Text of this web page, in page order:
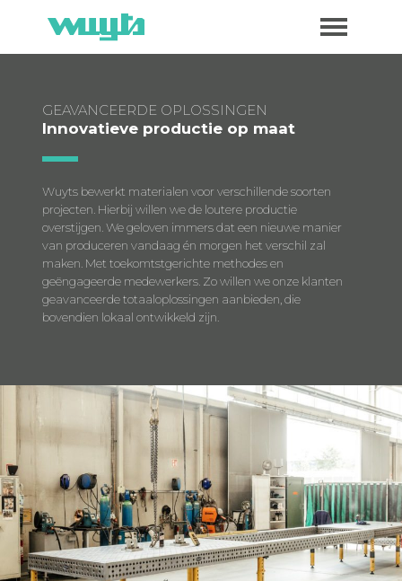
GEAVANCEERDE OPLOSSINGEN
Innovatieve productie op maat
Wuyts bewerkt materialen voor verschillende soorten
projecten. Hierbij willen we de loutere productie
overstijgen. We geloven immers dat een nieuwe manier
van produceren vandaag én morgen het verschil zal
maken. Met toekomtstgerichte methodes en
geëngageerde medewerkers. Zo willen we onze klanten
geavanceerde totaaloplossingen aanbieden, die
bovendien lokaal ontwikkeld zijn.